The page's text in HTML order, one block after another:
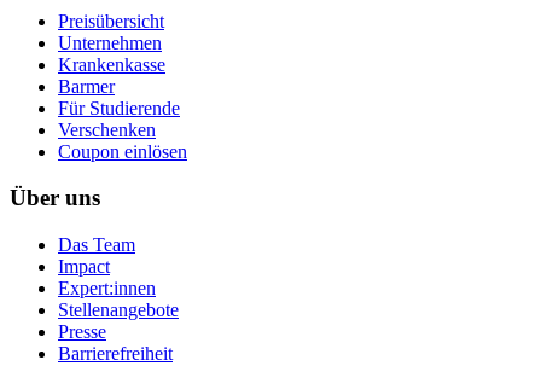
Preisübersicht
Unternehmen
Krankenkasse
Barmer
Für Studierende
Ver­schen­ken
Coupon einlösen
Über uns
Das Team
Impact
Expert:innen
Stellenangebote
Presse
Barrierefreiheit